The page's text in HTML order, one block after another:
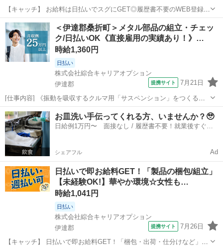
【キャッチ】 お給料は日払いでスグにGET◎履歴書不要のWEB登録
OK！「サスペンション製造」高時給1360円～1700円！伊達周辺！20
代～40代のスタッフが多数活躍中★ 【コメント】 製造のお仕事をお探
しにおススメ♪ ...
福島 伊達郡 工場
＜伊達郡桑折町＞メタル部品の組立・チェッ
ク/日払いOK《直接雇用の実績あり！》…
時給1,360円
日払い
株式会社綜合キャリアオプション
伊達郡
提携サイト 7月21日
[仕事内容] 《振動を吸収するクルマ用「サスペンション」をつくるお
仕事》 メインの作業は… ・キカイに部品をセットしてポチッとボタン
押し ・パーツの組立や検査 ・完成品の箱詰めなど 製造業が初めての
方も安心ですよ♪ 。＋お...
福島 伊達郡 工場
お皿洗い手伝ってくれる方、いませんか？🥹
日給例1万円〜 面接なし / 履歴書不要！就業後すぐに
シェアフル Ad
日払いで即お給料GET！「製品の梱包/組立」
【未経験OK!】華やか環境☆女性も…
時給1,041円
日払い
株式会社綜合キャリアオプション
伊達郡
提携サイト 7月26日
【キャッチ】 日払いで即お給料GET！「梱包・出荷・仕分けなど」